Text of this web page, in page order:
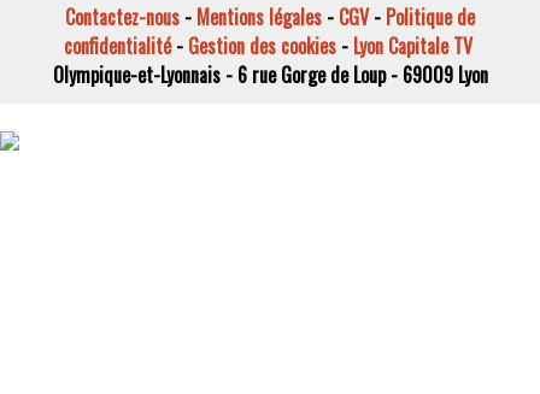
Contactez-nous - Mentions légales - CGV- Politique de
confidentialité- Gestion des cookies- Lyon Capitale TV
Olympique-et-Lyonnais - 6 rue Gorge de Loup - 69009 Lyon